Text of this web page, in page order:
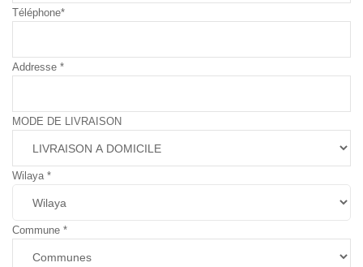
Téléphone*
Addresse *
MODE DE LIVRAISON
Wilaya *
Commune *